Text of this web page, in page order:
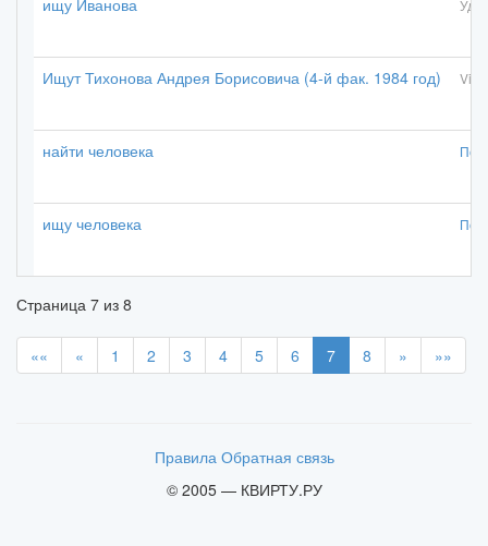
ищу Иванова
Ищут Тихонова Андрея Борисовича (4-й фак. 1984 год)
найти человека
ищу человека
Страница 7 из 8
«« « 1 2 3 4 5 6 7 8 » »»
Правила Обратная связь
© 2005 — КВИРТУ.РУ